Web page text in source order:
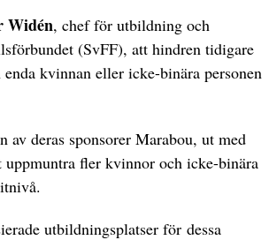
Widén, chef för utbildning och
(SvFF), att hindren tidigare
kvinnan eller icke-binära personen
deras sponsorer Marabou, ut med
fler kvinnor och icke-binära
utbildningsplatser för dessa